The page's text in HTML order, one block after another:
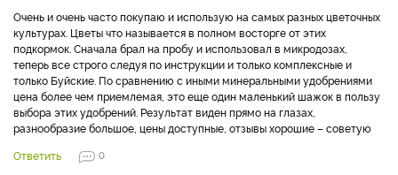
Очень и очень часто покупаю и использую на самых разных цветочных
культурах. Цветы что называется в полном восторге от этих
подкормок. Сначала брал на пробу и использовал в микродозах,
теперь все строго следуя по инструкции и только комплексные и
только Буйские. По сравнению с иными минеральными удобрениями
цена более чем приемлемая, это еще один маленький шажок в пользу
выбора этих удобрений. Результат виден прямо на глазах,
разнообразие большое, цены доступные, отзывы хорошие – советую
Ответить
0